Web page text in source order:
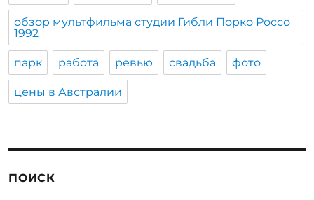
обзор мультфильма студии Гибли Порко Россо
1992
парк работа ревью свадьба фото
цены в Австралии
ПОИСК